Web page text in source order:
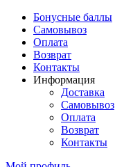
Бонусные баллы
Самовывоз
Оплата
Возврат
Контакты
Информация
Доставка
Самовывоз
Оплата
Возврат
Контакты